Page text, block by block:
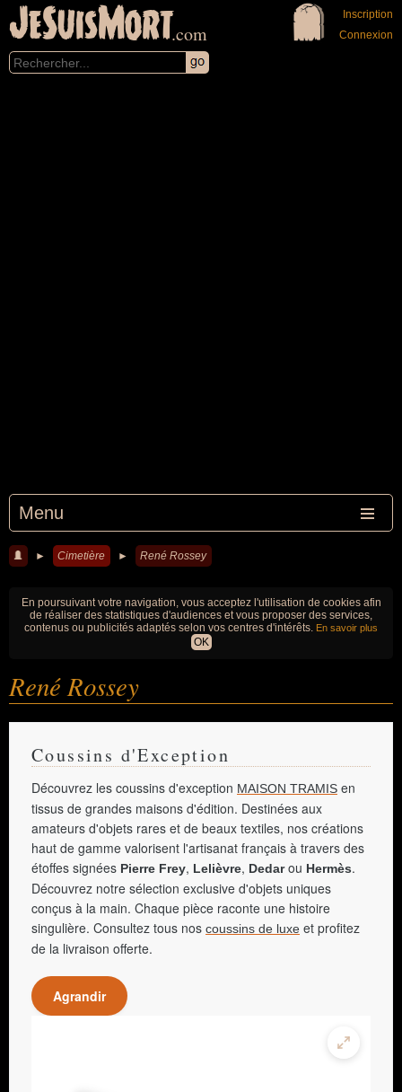
JeSuisMort.com
Menu
Inscription
Connexion
► Cimetière ► René Rossey
En poursuivant votre navigation, vous acceptez l'utilisation de cookies afin
de réaliser des statistiques d'audiences et vous proposer des services,
contenus ou publicités adaptés selon vos centres d'intérêts. En savoir plus
OK
René Rossey
Coussins d'Exception
Découvrez les coussins d'exception MAISON TRAMIS en
tissus de grandes maisons d'édition. Destinées aux
amateurs d'objets rares et de beaux textiles, nos créations
haut de gamme valorisent l'artisanat français à travers des
étoffes signées Pierre Frey, Lelièvre, Dedarou Hermès.
Découvrez notre sélection exclusive d'objets uniques
conçus à la main. Chaque pièce raconte une histoire
singulière. Consultez tous nos coussins de luxe et profitez
de la livraison offerte.
Agrandir